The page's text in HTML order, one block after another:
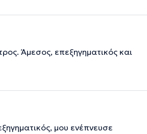
Άμεσος, επεξηγηματικός και
μου ενέπνευσε